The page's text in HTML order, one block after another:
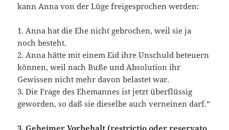
kann Anna von der Lüge freigesprochen werden:
1. Anna hat die Ehe nicht gebrochen, weil sie ja
noch besteht.
2. Anna hätte mit einem Eid ihre Unschuld beteuern
können, weil nach Buße und Absolution ihr
Gewissen nicht mehr davon belastet war.
3. Die Frage des Ehemannes ist jetzt überflüssig
geworden, so daß sie dieselbe auch verneinen darf.“